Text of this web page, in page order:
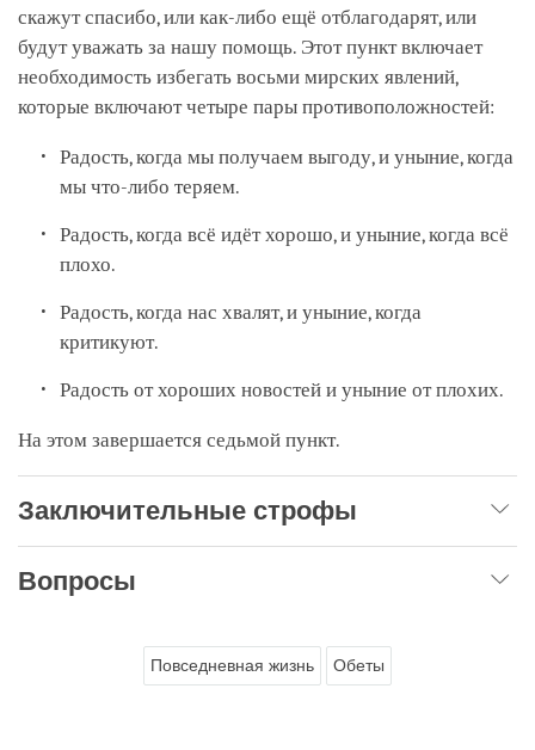
скажут спасибо, или как-либо ещё отблагодарят, или
будут уважать за нашу помощь. Этот пункт включает
необходимость избегать восьми мирских явлений,
которые включают четыре пары противоположностей:
Радость, когда мы получаем выгоду, и уныние, когда
мы что-либо теряем.
Радость, когда всё идёт хорошо, и уныние, когда всё
плохо.
Радость, когда нас хвалят, и уныние, когда
критикуют.
Радость от хороших новостей и уныние от плохих.
На этом завершается седьмой пункт.
Заключительные строфы
Вопросы
Повседневная жизнь Обеты